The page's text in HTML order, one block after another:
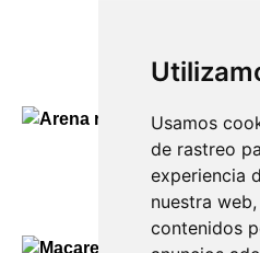
Usamos
de rastreo
experiencia
nuestra
contenidos
Arena roja y
130,00